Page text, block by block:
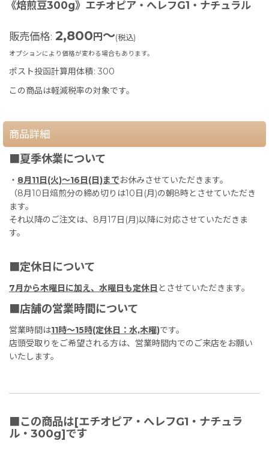
《焙煎豆300g》エチオピア・へレフG1・ナチュラル
販売価格: 2,800 円 ～(税込)
オプションにより価格が変わる場合もあります。
ポスト投函計算用体積: 300
この商品は軽減税率の対象です。
商品詳細
■夏季休業について
・ 8月11日(火)〜16日(日)までお休みさせていただきます。
（8月10日焙煎分の締め切りは10日(月)の朝8時とさせていただき
ます。
それ以降のご注文は、8月17日(月)以降に対応させていただきま
す。
■定休日について
7月から木曜日に加え、水曜日も定休日 とさせていただきます。
■店舗の営業時間について
営業時間は11時〜15時(定休日：水,木曜)です。
店頭受取りをご希望される方は、営業時間内でのご来店をお願い
いたします。
■この商品は[エチオピア・へレフG1・ナチュラ
ル・300g]です